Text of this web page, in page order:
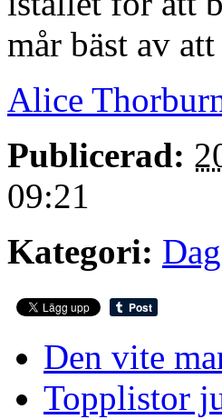
mår bäst av
Alice
Publicerad:
09:21
Kategori:
Den vite
Topplistor